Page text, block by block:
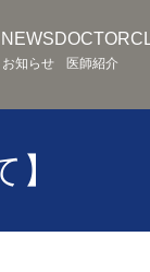
NEWS
お知らせ
DOCTOR
医師紹介